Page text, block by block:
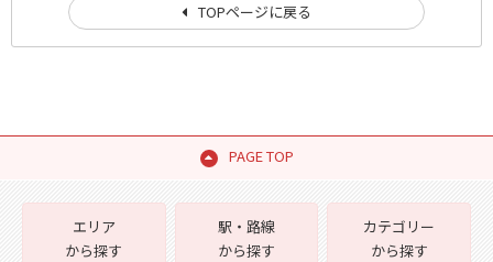
TOPページに戻る
PAGE TOP
エリア
から探す
駅・路線
から探す
カテゴリー
から探す